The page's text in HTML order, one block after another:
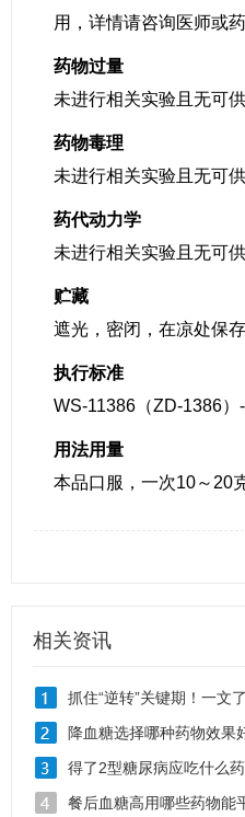
用，详情请咨询医师或药
药物过量
未进行相关实验且无可供
药物毒理
未进行相关实验且无可供
药代动力学
未进行相关实验且无可供
贮藏
遮光，密闭，在凉处保存
执行标准
WS-11386（ZD-1386）
用法用量
本品口服，一次10～20
相关资讯
抓住“逆转”关键期！一文
降血糖选择哪种药物效果
思路
得了2型糖尿病应吃什么
餐后血糖高用哪些药物能